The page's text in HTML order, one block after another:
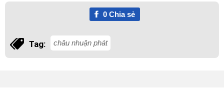
0Chia sẻ
Tag: châu nhuận phát